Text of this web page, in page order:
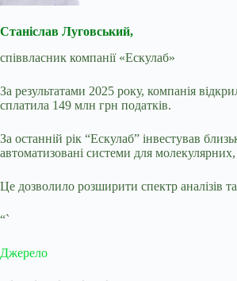
Станіслав Луговський,
співвласник компанії «Ескулаб»
За результатами 2025 року, компанія
сплатила 149 млн грн податків.
За останній рік “Ескулаб” інвестував
автоматизовані системи для
Це дозволило розширити спектр аналізів
“`
Джерело